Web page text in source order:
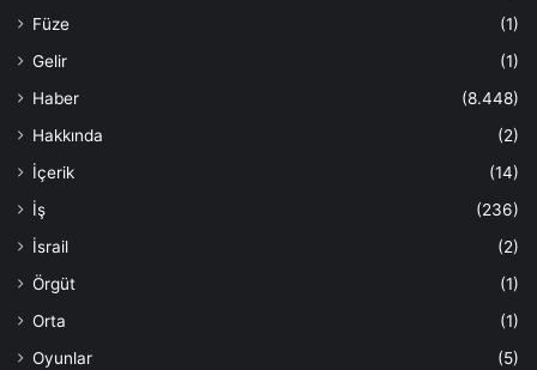
Füze
(1)
Gelir
(1)
Haber
(8.448)
Hakkında
(2)
İçerik
(14)
İş
(236)
İsrail
(2)
Örgüt
(1)
Orta
(1)
Oyunlar
(5)